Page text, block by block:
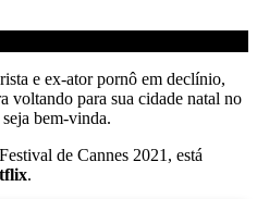
e ex-ator pornô em declínio,
voltando para sua cidade natal no
bem-vinda.
de Cannes 2021, está
.